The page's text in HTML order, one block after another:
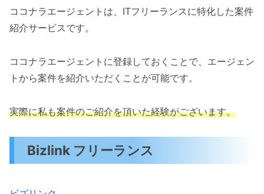
ココナラエージェントは、ITフリーランスに特化した案件
紹介サービスです。
ココナラエージェントに登録しておくことで、エージェン
トから案件を紹介いただくことが可能です。
実際に私も案件のご紹介を頂いた経験がございます。
Bizlink フリーランス